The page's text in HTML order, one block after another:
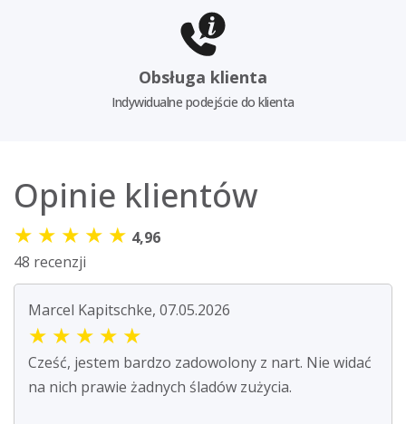
Obsługa klienta
Indywidualne podejście do klienta
Opinie klientów
★ ★ ★ ★ ★ 4,96
48 recenzji
Marcel Kapitschke, 07.05.2026
★ ★ ★ ★ ★
Cześć, jestem bardzo zadowolony z nart. Nie widać
na nich prawie żadnych śladów zużycia.